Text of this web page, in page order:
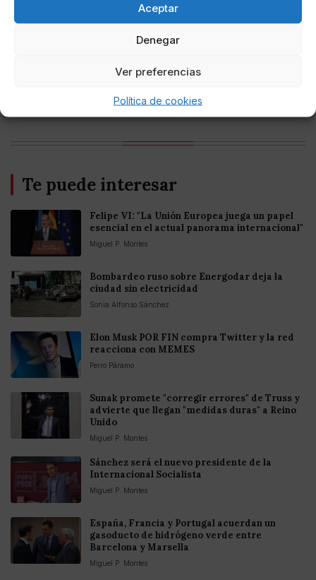
Aceptar
Denegar
Ver preferencias
Política de cookies
Online Casino
Entretenimiento
Te puede interesar
Felipe VI: "La Unión Europea juega un papel
esencial en el actual panorama internacional"
Miguel P. Montes
Bombardeo ruso sobre Energodar deja la
ciudad sin electricidad
Sonia Alfonso Sánchez
Elon Musk POR FIN compra Twitter y la red
reacciona con MEMES
Perro Páramo
Sunak promete "corregir errores" de Truss y
advierte que llegan "medidas duras" a Reino
Unido
Miguel P. Montes
Sánchez será el nuevo presidente de la
Internacional Socialista
Miguel P. Montes
España, Francia y Portugal acuerdan un
gasoducto de hidrógeno verde entre
Barcelona y Marsella
Miguel P. Montes